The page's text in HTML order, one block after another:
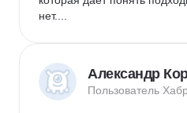
нет....
Александр
Пользователь